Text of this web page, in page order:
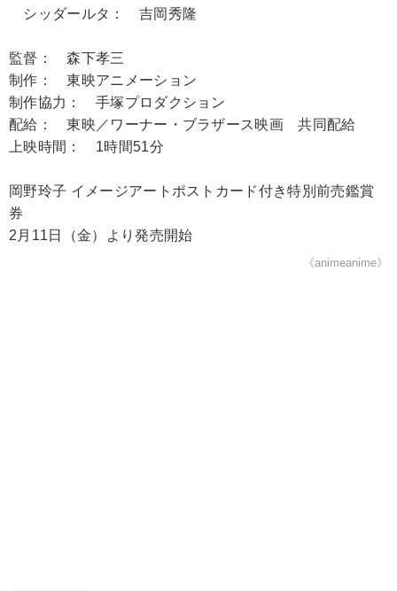
シッダールタ： 吉岡秀隆
監督： 森下孝三
制作： 東映アニメーション
制作協力： 手塚プロダクション
配給： 東映／ワーナー・ブラザース映画 共同配給
上映時間： 1時間51分
岡野玲子 イメージアートポストカード付き特別前売鑑賞
券
2月11日（金）より発売開始
《animeanime》